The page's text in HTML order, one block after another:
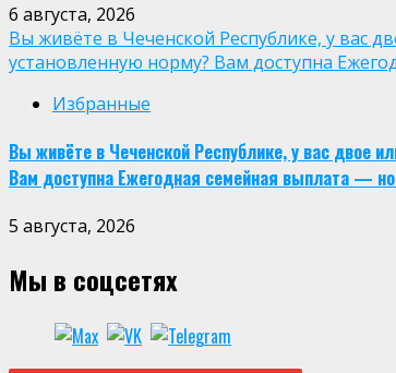
6 августа, 2026
Вы живёте в Чеченской Республике, у вас
установленную норму? Вам доступна
Избранные
Вы живёте в Чеченской Республике, у вас двое
Вам доступна Ежегодная семейная выплата —
5 августа, 2026
Мы в соцсетях